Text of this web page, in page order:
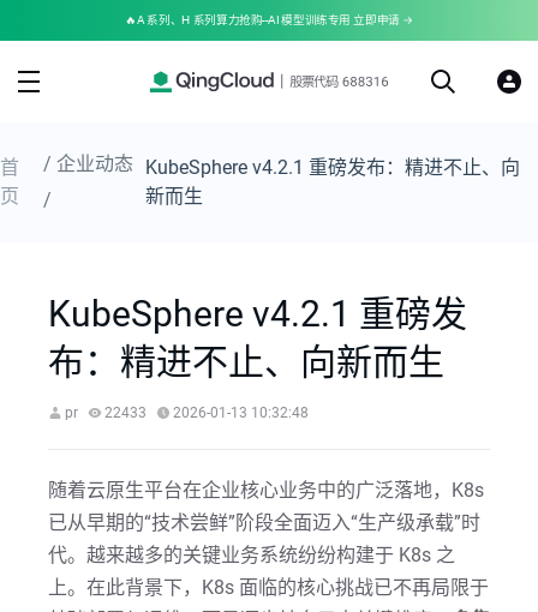
🔥A 系列、H 系列算力抢购--AI 模型训练专用 立即申请 →
首
页
/ 企业动态
/
KubeSphere v4.2.1 重磅发布：精进不止、向
新而生
KubeSphere v4.2.1 重磅发
布：精进不止、向新而生
pr 22433 2026-01-13 10:32:48
随着云原生平台在企业核心业务中的广泛落地，K8s
已从早期的“技术尝鲜”阶段全面迈入“生产级承载”时
代。越来越多的关键业务系统纷纷构建于 K8s 之
上。在此背景下，K8s 面临的核心挑战已不再局限于